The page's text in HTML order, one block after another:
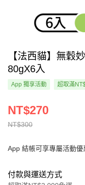
【法西貓】無穀
80gX6入
App 獨享活動 超取滿
NT$300
NT$270
App 結帳可享專屬活動優
付款與運送方式